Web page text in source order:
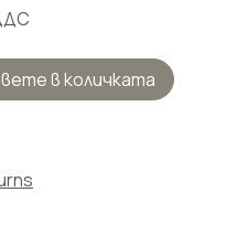
в количката